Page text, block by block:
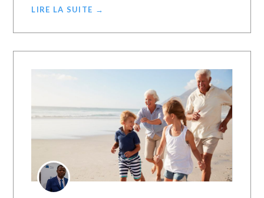
LIRE LA SUITE →